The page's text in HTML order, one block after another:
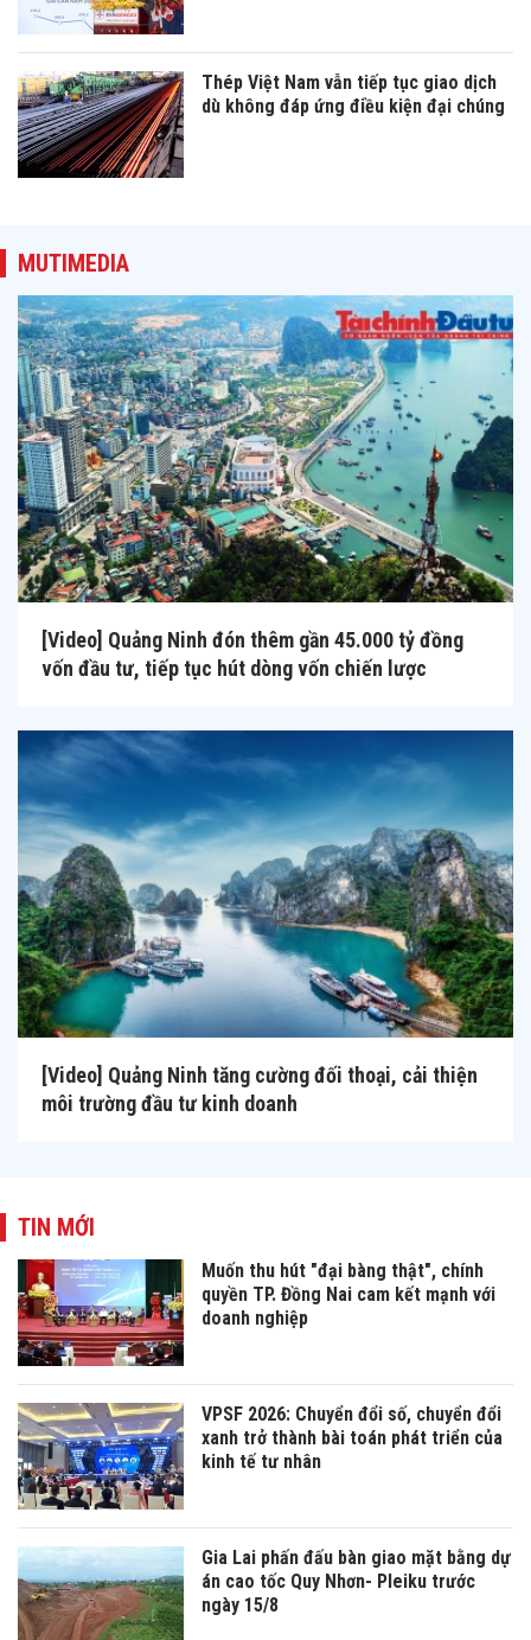
Thép Việt Nam vẫn tiếp tục giao dịch
dù không đáp ứng điều kiện đại chúng
MUTIMEDIA
[Video] Quảng Ninh đón thêm gần 45.000 tỷ đồng
vốn đầu tư, tiếp tục hút dòng vốn chiến lược
[Video] Quảng Ninh tăng cường đối thoại, cải thiện
môi trường đầu tư kinh doanh
TIN MỚI
Muốn thu hút "đại bàng thật", chính
quyền TP. Đồng Nai cam kết mạnh với
doanh nghiệp
VPSF 2026: Chuyển đổi số, chuyển đổi
xanh trở thành bài toán phát triển của
kinh tế tư nhân
Gia Lai phấn đấu bàn giao mặt bằng dự
án cao tốc Quy Nhơn- Pleiku trước
ngày 15/8